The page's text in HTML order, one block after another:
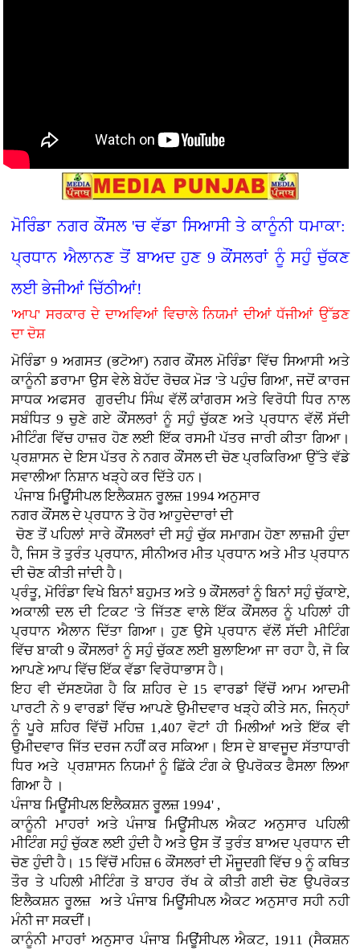
ਮੋਰਿੰਡਾ ਨਗਰ ਕੌਂਸਲ 'ਚ ਵੱਡਾ ਸਿਆਸੀ ਤੇ ਕਾਨੂੰਨੀ ਧਮਾਕਾ:
ਪ੍ਰਧਾਨ ਐਲਾਨਣ ਤੋਂ ਬਾਅਦ ਹੁਣ 9 ਕੌਂਸਲਰਾਂ ਨੂੰ ਸਹੁੰ ਚੁੱਕਣ
ਲਈ ਭੇਜੀਆਂ ਚਿੱਠੀਆਂ!
'ਆਪ' ਸਰਕਾਰ ਦੇ ਦਾਅਵਿਆਂ ਵਿਚਾਲੇ ਨਿਯਮਾਂ ਦੀਆਂ ਧੱਜੀਆਂ ਉੱਡਣ
ਦਾ ਦੋਸ਼
ਮੋਰਿੰਡਾ 9 ਅਗਸਤ (ਭਟੋਆ)ਨਗਰ ਕੌਂਸਲ ਮੋਰਿੰਡਾ ਵਿੱਚ ਸਿਆਸੀ ਅਤੇ
ਕਾਨੂੰਨੀ ਡਰਾਮਾ ਉਸ ਵੇਲੇ ਬੇਹੱਦ ਰੋਚਕ ਮੋੜ 'ਤੇ ਪਹੁੰਚ ਗਿਆ, ਜਦੋਂ ਕਾਰਜ
ਸਾਧਕ ਅਫਸਰ ਗੁਰਦੀਪ ਸਿੰਘ ਵੱਲੋਂ ਕਾਂਗਰਸ ਅਤੇ ਵਿਰੋਧੀ ਧਿਰ ਨਾਲ
ਸਬੰਧਿਤ 9 ਚੁਣੇ ਗਏ ਕੌਂਸਲਰਾਂ ਨੂੰ ਸਹੁੰ ਚੁੱਕਣ ਅਤੇ ਪ੍ਰਧਾਨ ਵੱਲੋਂ ਸੱਦੀ
ਮੀਟਿੰਗ ਵਿੱਚ ਹਾਜ਼ਰ ਹੋਣ ਲਈ ਇੱਕ ਰਸਮੀ ਪੱਤਰ ਜਾਰੀ ਕੀਤਾ ਗਿਆ।
ਪ੍ਰਸ਼ਾਸਨ ਦੇ ਇਸ ਪੱਤਰ ਨੇ ਨਗਰ ਕੌਂਸਲ ਦੀ ਚੋਣ ਪ੍ਰਕਿਰਿਆ ਉੱਤੇ ਵੱਡੇ
ਸਵਾਲੀਆ ਨਿਸ਼ਾਨ ਖੜ੍ਹੇ ਕਰ ਦਿੱਤੇ ਹਨ।
ਪੰਜਾਬ ਮਿਊਂਸੀਪਲ ਇਲੈਕਸ਼ਨ ਰੂਲਜ਼ 1994 ਅਨੁਸਾਰ
ਨਗਰ ਕੌਂਸਲ ਦੇ ਪ੍ਰਧਾਨ ਤੇ ਹੋਰ ਆਹੁਦੇਦਾਰਾਂ ਦੀ
ਚੋਣ ਤੋਂ ਪਹਿਲਾਂ ਸਾਰੇ ਕੌਂਸਲਰਾਂ ਦੀ ਸਹੁੰ ਚੁੱਕ ਸਮਾਗਮ ਹੋਣਾ ਲਾਜ਼ਮੀ ਹੁੰਦਾ
ਹੈ, ਜਿਸ ਤੋ ਤੁਰੰਤ ਪ੍ਰਧਾਨ, ਸੀਨੀਅਰ ਮੀਤ ਪ੍ਰਧਾਨ ਅਤੇ ਮੀਤ ਪ੍ਰਧਾਨ
ਦੀ ਚੋਣ ਕੀਤੀ ਜਾਂਦੀ ਹੈ।
ਪ੍ਰੰਤੂ, ਮੋਰਿੰਡਾ ਵਿਖੇ ਬਿਨਾਂ ਬਹੁਮਤ ਅਤੇ 9 ਕੌਂਸਲਰਾਂ ਨੂੰ ਬਿਨਾਂ ਸਹੁੰ ਚੁੱਕਾਏ,
ਅਕਾਲੀ ਦਲ ਦੀ ਟਿਕਟ 'ਤੇ ਜਿੱਤਣ ਵਾਲੇ ਇੱਕ ਕੌਂਸਲਰ ਨੂੰ ਪਹਿਲਾਂ ਹੀ
ਪ੍ਰਧਾਨ ਐਲਾਨ ਦਿੱਤਾ ਗਿਆ। ਹੁਣ ਉਸੇ ਪ੍ਰਧਾਨ ਵੱਲੋਂ ਸੱਦੀ ਮੀਟਿੰਗ
ਵਿੱਚ ਬਾਕੀ 9 ਕੌਂਸਲਰਾਂ ਨੂੰ ਸਹੁੰ ਚੁੱਕਣ ਲਈ ਬੁਲਾਇਆ ਜਾ ਰਹਾ ਹੈ, ਜੋ ਕਿ
ਆਪਣੇ ਆਪ ਵਿੱਚ ਇੱਕ ਵੱਡਾ ਵਿਰੋਧਾਭਾਸ ਹੈ।
ਇਹ ਵੀ ਦੱਸਣਯੋਗ ਹੈ ਕਿ ਸ਼ਹਿਰ ਦੇ 15 ਵਾਰਡਾਂ ਵਿੱਚੋਂ ਆਮ ਆਦਮੀ
ਪਾਰਟੀ ਨੇ 9 ਵਾਰਡਾਂ ਵਿੱਚ ਆਪਣੇ ਉਮੀਦਵਾਰ ਖੜ੍ਹੇ ਕੀਤੇ ਸਨ, ਜਿਨ੍ਹਾਂ
ਨੂੰ ਪੂਰੇ ਸ਼ਹਿਰ ਵਿੱਚੋਂ ਮਹਿਜ਼ 1,407 ਵੋਟਾਂ ਹੀ ਮਿਲੀਆਂ ਅਤੇ ਇੱਕ ਵੀ
ਉਮੀਦਵਾਰ ਜਿੱਤ ਦਰਜ ਨਹੀਂ ਕਰ ਸਕਿਆ। ਇਸ ਦੇ ਬਾਵਜੂਦ ਸੱਤਾਧਾਰੀ
ਧਿਰ ਅਤੇ ਪ੍ਰਸ਼ਾਸਨ ਨਿਯਮਾਂ ਨੂੰ ਛਿੱਕੇ ਟੰਗ ਕੇ ਉਪਰੋਕਤ ਫੈਸਲਾ ਲਿਆ
ਗਿਆ ਹੈ ।
ਪੰਜਾਬ ਮਿਊਂਸੀਪਲ ਇਲੈਕਸ਼ਨ ਰੂਲਜ਼ 1994' ,
ਕਾਨੂੰਨੀ ਮਾਹਰਾਂ ਅਤੇ ਪੰਜਾਬ ਮਿਊਂਸੀਪਲ ਐਕਟ ਅਨੁਸਾਰ ਪਹਿਲੀ
ਮੀਟਿੰਗ ਸਹੁੰ ਚੁੱਕਣ ਲਈ ਹੁੰਦੀ ਹੈ ਅਤੇ ਉਸ ਤੋਂ ਤੁਰੰਤ ਬਾਅਦ ਪ੍ਰਧਾਨ ਦੀ
ਚੋਣ ਹੁੰਦੀ ਹੈ। 15 ਵਿੱਚੋਂ ਮਹਿਜ਼ 6 ਕੌਂਸਲਰਾਂ ਦੀ ਮੌਜੂਦਗੀ ਵਿੱਚ 9 ਨੂੰ ਕਥਿਤ
ਤੌਰ ਤੇ ਪਹਿਲੀ ਮੀਟਿੰਗ ਤੋ ਬਾਹਰ ਰੱਖ ਕੇ ਕੀਤੀ ਗਈ ਚੋਣ ਉਪਰੋਕਤ
ਇਲੈਕਸ਼ਨ ਰੂਲਜ਼ ਅਤੇ ਪੰਜਾਬ ਮਿਊਂਸੀਪਲ ਐਕਟ ਅਨੁਸਾਰ ਸਹੀ ਨਹੀ
ਮੰਨੀ ਜਾ ਸਕਦੀਂ।
ਕਾਨੂੰਨੀ ਮਾਹਰਾਂ ਅਨੁਸਾਰ ਪੰਜਾਬ ਮਿਊਂਸੀਪਲ ਐਕਟ, 1911 (ਸੈਕਸ਼ਨ